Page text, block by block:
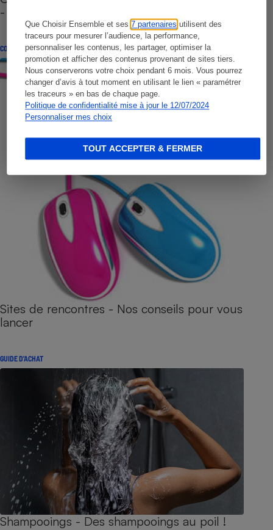
Que Choisir Ensemble et ses7 partenaires utilisent des
traceurs pour mesurer l’audience, la performance,
personnaliser les contenus, les partager, optimiser la
promotion et afficher des contenus provenant de sites tiers.
Nous conserverons votre choix pendant 6 mois. Vous pourrez
changer d’avis à tout moment en utilisant le lien « paramétrer
les traceurs » en bas de chaque page.
Politique de confidentialité mise à jour le 12/07/2024
Personnaliser mes choix
TOUT ACCEPTER & FERMER
- Premières impressions
CONSEILS
Sites de rencontres - Nos conseils pour vous
lancer
GUIDE D'ACHAT
Shampooings - Des shampooings au poil !